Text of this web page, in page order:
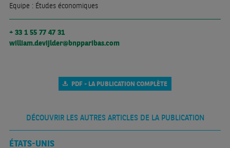
Equipe : Études économiques
+ 33 1 55 77 47 31
william.devijlder@bnpparibas.com
PDF - LA PUBLICATION COMPLÈTE
DÉCOUVRIR LES AUTRES ARTICLES DE LA PUBLICATION
ÉTATS-UNIS